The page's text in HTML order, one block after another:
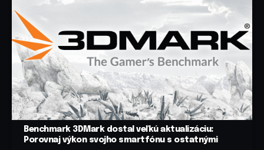
Benchmark 3DMark dostal veľkú aktualizáciu:
Porovnaj výkon svojho smartfónu s ostatnými